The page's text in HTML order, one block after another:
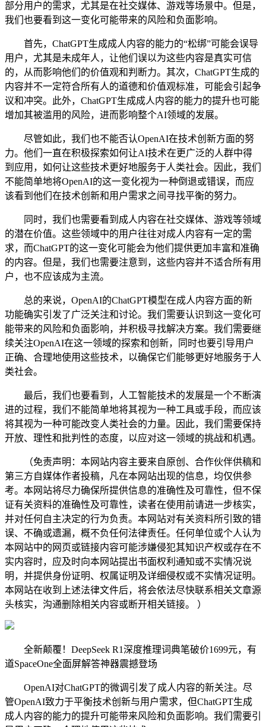
部分用户的需求，尤其是在社交媒体、游戏等场景中。但是，
我们也要看到这一变化可能带来的风险和负面影响。
首先，ChatGPT生成成人内容的能力的“松绑”可能会误导
用户，尤其是未成年人，让他们误以为这些内容是真实可信
的，从而影响他们的价值观和判断力。其次，ChatGPT生成的
内容并不一定符合所有人的道德和价值观标准，可能会引起争
议和冲突。此外，ChatGPT生成成人内容的能力的提升也可能
增加其被滥用的风险，进而影响整个AI领域的发展。
尽管如此，我们也不能否认OpenAI在技术创新方面的努
力。他们一直在积极探索如何让AI技术在更广泛的人群中得
到应用，如何让这些技术更好地服务于人类社会。因此，我们
不能简单地将OpenAI的这一变化视为一种倒退或错误，而应
该看到他们在技术创新和用户需求之间寻找平衡的努力。
同时，我们也需要看到成人内容在社交媒体、游戏等领域
的潜在价值。这些领域中的用户往往对成人内容有一定的需
求，而ChatGPT的这一变化可能会为他们提供更加丰富和准确
的内容。但是，我们也需要注意到，这些内容并不适合所有用
户，也不应该成为主流。
总的来说，OpenAI的ChatGPT模型在成人内容方面的新
功能确实引发了广泛关注和讨论。我们需要认识到这一变化可
能带来的风险和负面影响，并积极寻找解决方案。我们需要继
续关注OpenAI在这一领域的探索和创新，同时也要引导用户
正确、合理地使用这些技术，以确保它们能够更好地服务于人
类社会。
最后，我们也要看到，人工智能技术的发展是一个不断演
进的过程，我们不能简单地将其视为一种工具或手段，而应该
将其视为一种可能改变人类社会的力量。因此，我们需要保持
开放、理性和批判性的态度，以应对这一领域的挑战和机遇。
（免责声明：本网站内容主要来自原创、合作伙伴供稿和
第三方自媒体作者投稿，凡在本网站出现的信息，均仅供参
考。本网站将尽力确保所提供信息的准确性及可靠性，但不保
证有关资料的准确性及可靠性，读者在使用前请进一步核实，
并对任何自主决定的行为负责。本网站对有关资料所引致的错
误、不确或遗漏，概不负任何法律责任。任何单位或个人认为
本网站中的网页或链接内容可能涉嫌侵犯其知识产权或存在不
实内容时，应及时向本网站提出书面权利通知或不实情况说
明，并提供身份证明、权属证明及详细侵权或不实情况证明。
本网站在收到上述法律文件后，将会依法尽快联系相关文章源
头核实，沟通删除相关内容或断开相关链接。 ）
全新颠覆！DeepSeek R1深度推理词典笔破价1699元，有
道SpaceOne全面屏解答神器震撼登场
OpenAI对ChatGPT的微调引发了成人内容的新关注。尽
管OpenAI致力于平衡技术创新与用户需求，但ChatGPT生成
成人内容的能力的提升可能带来风险和负面影响。我们需要引